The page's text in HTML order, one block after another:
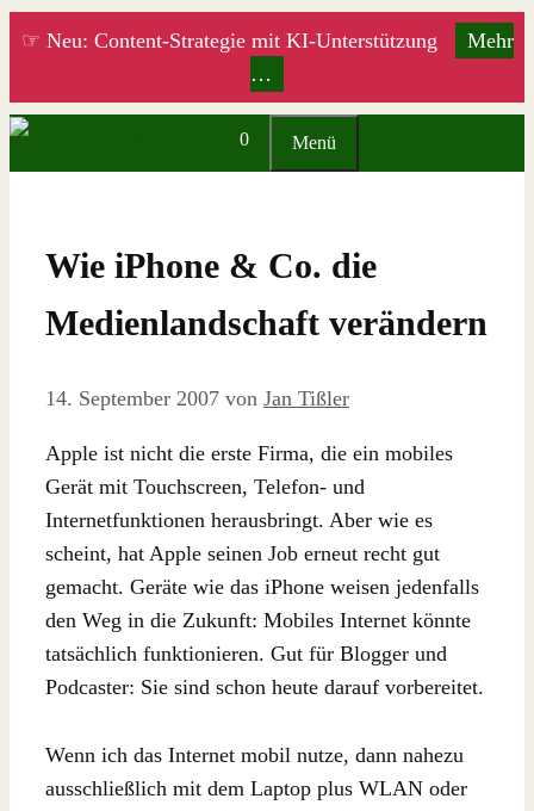
Zum
☞ Neu: Content-Strategie mit KI-Unterstützung
Mehr
…
0 Menü
Wie iPhone & Co. die
Medienlandschaft verändern
14. September 2007 von Jan Tißler
Apple ist nicht die erste Firma, die ein mobiles
Gerät mit Touchscreen, Telefon- und
Internetfunktionen herausbringt. Aber wie es
scheint, hat Apple seinen Job erneut recht gut
gemacht. Geräte wie das iPhone weisen jedenfalls
den Weg in die Zukunft: Mobiles Internet könnte
tatsächlich funktionieren. Gut für Blogger und
Podcaster: Sie sind schon heute darauf vorbereitet.
Wenn ich das Internet mobil nutze, dann nahezu
ausschließlich mit dem Laptop plus WLAN oder